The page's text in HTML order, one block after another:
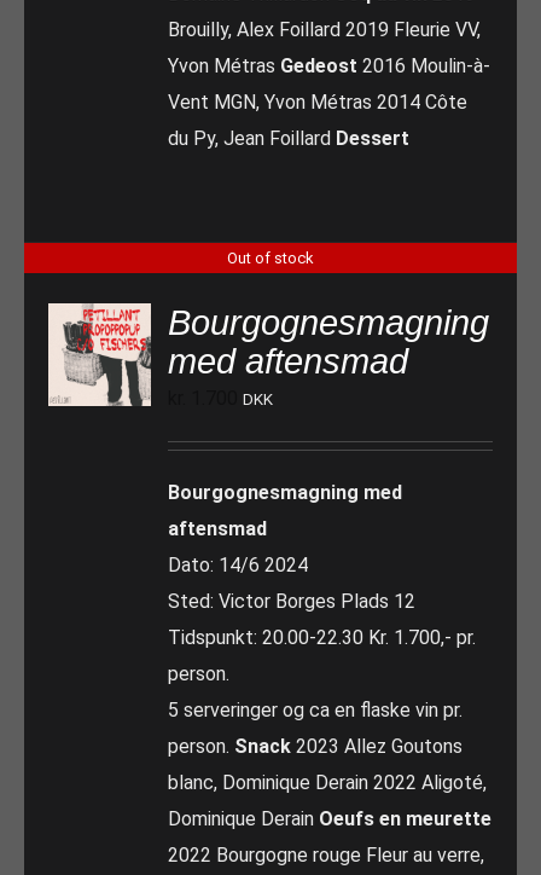
Brouilly, Alex Foillard 2019 Fleurie VV,
Yvon Métras Gedeost 2016 Moulin-à-
Vent MGN, Yvon Métras 2014 Côte
du Py, Jean Foillard Dessert
Out of stock
Bourgognesmagning
med aftensmad
DKK
Bourgognesmagning med
aftensmad
Dato: 14/6 2024
Sted: Victor Borges Plads 12
Tidspunkt: 20.00-22.30 Kr. 1.700,- pr.
person.
5 serveringer og ca en flaske vin pr.
person. Snack 2023 Allez Goutons
blanc, Dominique Derain 2022 Aligoté,
Dominique Derain Oeufs en meurette
2022 Bourgogne rouge Fleur au verre,